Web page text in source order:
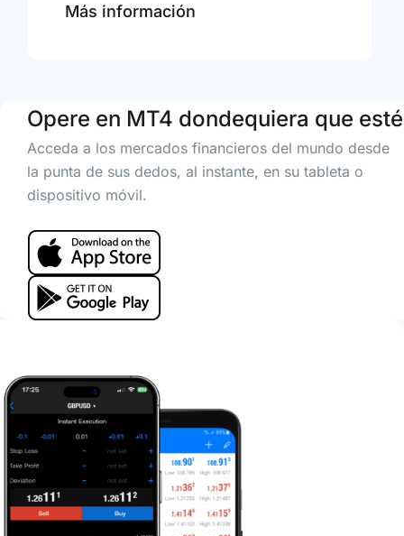
Más información
Opere en MT4 dondequiera que esté
Acceda a los mercados financieros del mundo desde
la punta de sus dedos, al instante, en su tableta o
dispositivo móvil.